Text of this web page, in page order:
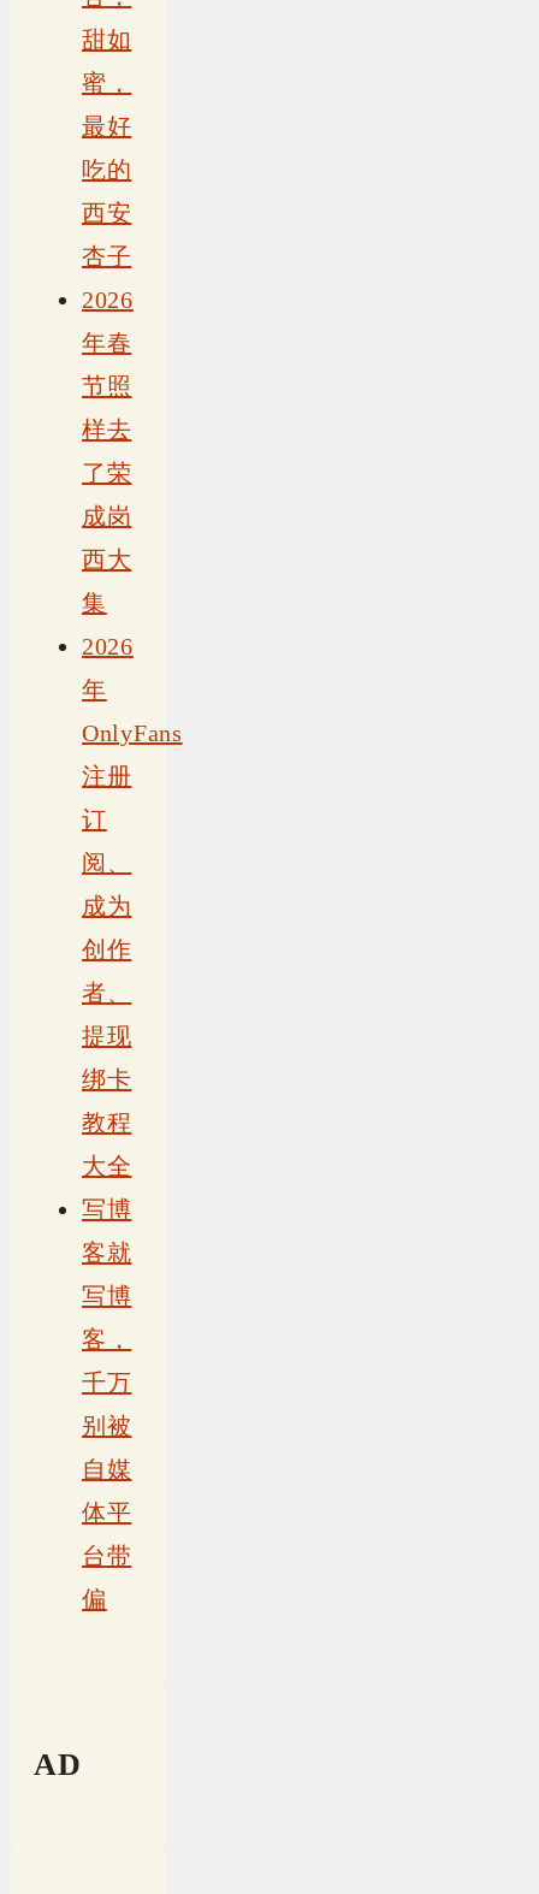
甜如
蜜，
最好
吃的
西安
杏子
2026
年春
节照
样去
了荣
成岗
西大
集
2026
年
OnlyFans
注册
订
阅、
成为
创作
者、
提现
绑卡
教程
大全
写博
客就
写博
客，
千万
别被
自媒
体平
台带
偏
AD